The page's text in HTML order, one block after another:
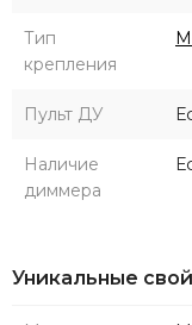
Тип
крепления
Пульт ДУ
Наличие
диммера
Уникальные